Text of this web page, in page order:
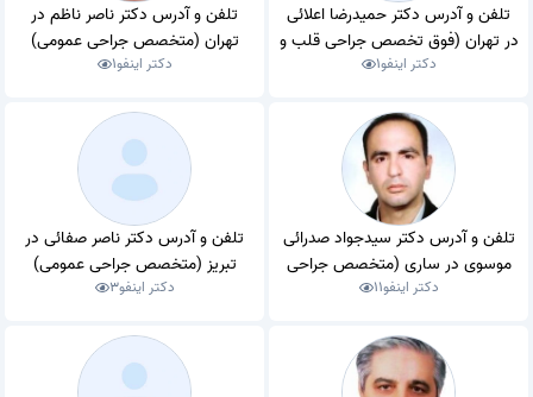
تلفن و آدرس دکتر حمیدرضا اعلائی
در تهران (فوق تخصص جراحی قلب و
عروق)
دکتر اینفو1
تلفن و آدرس دکتر ناصر ناظم در
تهران (متخصص جراحی عمومی)
دکتر اینفو1
تلفن و آدرس دکتر سیدجواد صدرائی
موسوی در ساری (متخصص جراحی
عمومی)
دکتر اینفو11
تلفن و آدرس دکتر ناصر صفائی در
تبریز (متخصص جراحی عمومی)
دکتر اینفو3